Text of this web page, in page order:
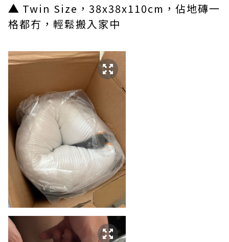
▲ Twin Size，38x38x110cm，佔地磚一
格都冇，輕鬆搬入家中